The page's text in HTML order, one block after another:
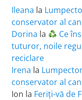
Ileana la
conservator al
Dorina la
Ce
tuturor, noile
reciclare
Irena la
conservator al
Ion la Feriţi-vă de